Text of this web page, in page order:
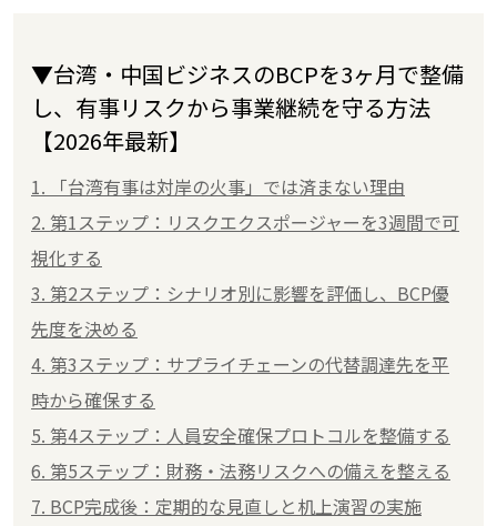
▼台湾・中国ビジネスのBCPを3ヶ月で整備
し、有事リスクから事業継続を守る方法
【2026年最新】
1. 「台湾有事は対岸の火事」では済まない理由
2. 第1ステップ：リスクエクスポージャーを3週間で可
視化する
3. 第2ステップ：シナリオ別に影響を評価し、BCP優
先度を決める
4. 第3ステップ：サプライチェーンの代替調達先を平
時から確保する
5. 第4ステップ：人員安全確保プロトコルを整備する
6. 第5ステップ：財務・法務リスクへの備えを整える
7. BCP完成後：定期的な見直しと机上演習の実施